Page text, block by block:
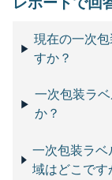
現在の一次
すか？
一次包装ラ
か？
一次包装ラ
域はどこです